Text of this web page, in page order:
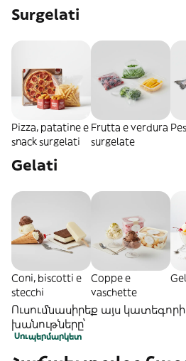
Surgelati
Pizza, patatine e
snack surgelati
Frutta e verdura
surgelate
Gelati
Coni, biscotti e
stecchi
Coppe e
vaschette
Ուսումնասիրեք այս
խանութները՝
Սուպերմարկետ